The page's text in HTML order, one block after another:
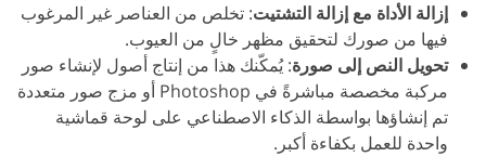
إزالة الأداة مع إزالة التشتيت: تخلص من العناصر غير المرغوب
فيها من صورك لتحقيق مظهر خالٍ من العيوب.
تحويل النص إلى صورة: يُمكّنك هذا من إنتاج أصول لإنشاء صور
مركبة مخصصة مباشرةً في Photoshop أو مزج صور متعددة
تم إنشاؤها بواسطة الذكاء الاصطناعي على لوحة قماشية
واحدة للعمل بكفاءة أكبر.